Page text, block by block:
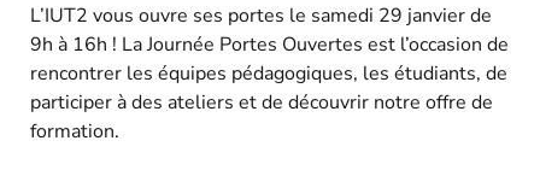
L’IUT2 vous ouvre ses portes le samedi 29 janvier de
9h à 16h ! La Journée Portes Ouvertes est l’occasion de
rencontrer les équipes pédagogiques, les étudiants, de
participer à des ateliers et de découvrir notre offre de
formation.